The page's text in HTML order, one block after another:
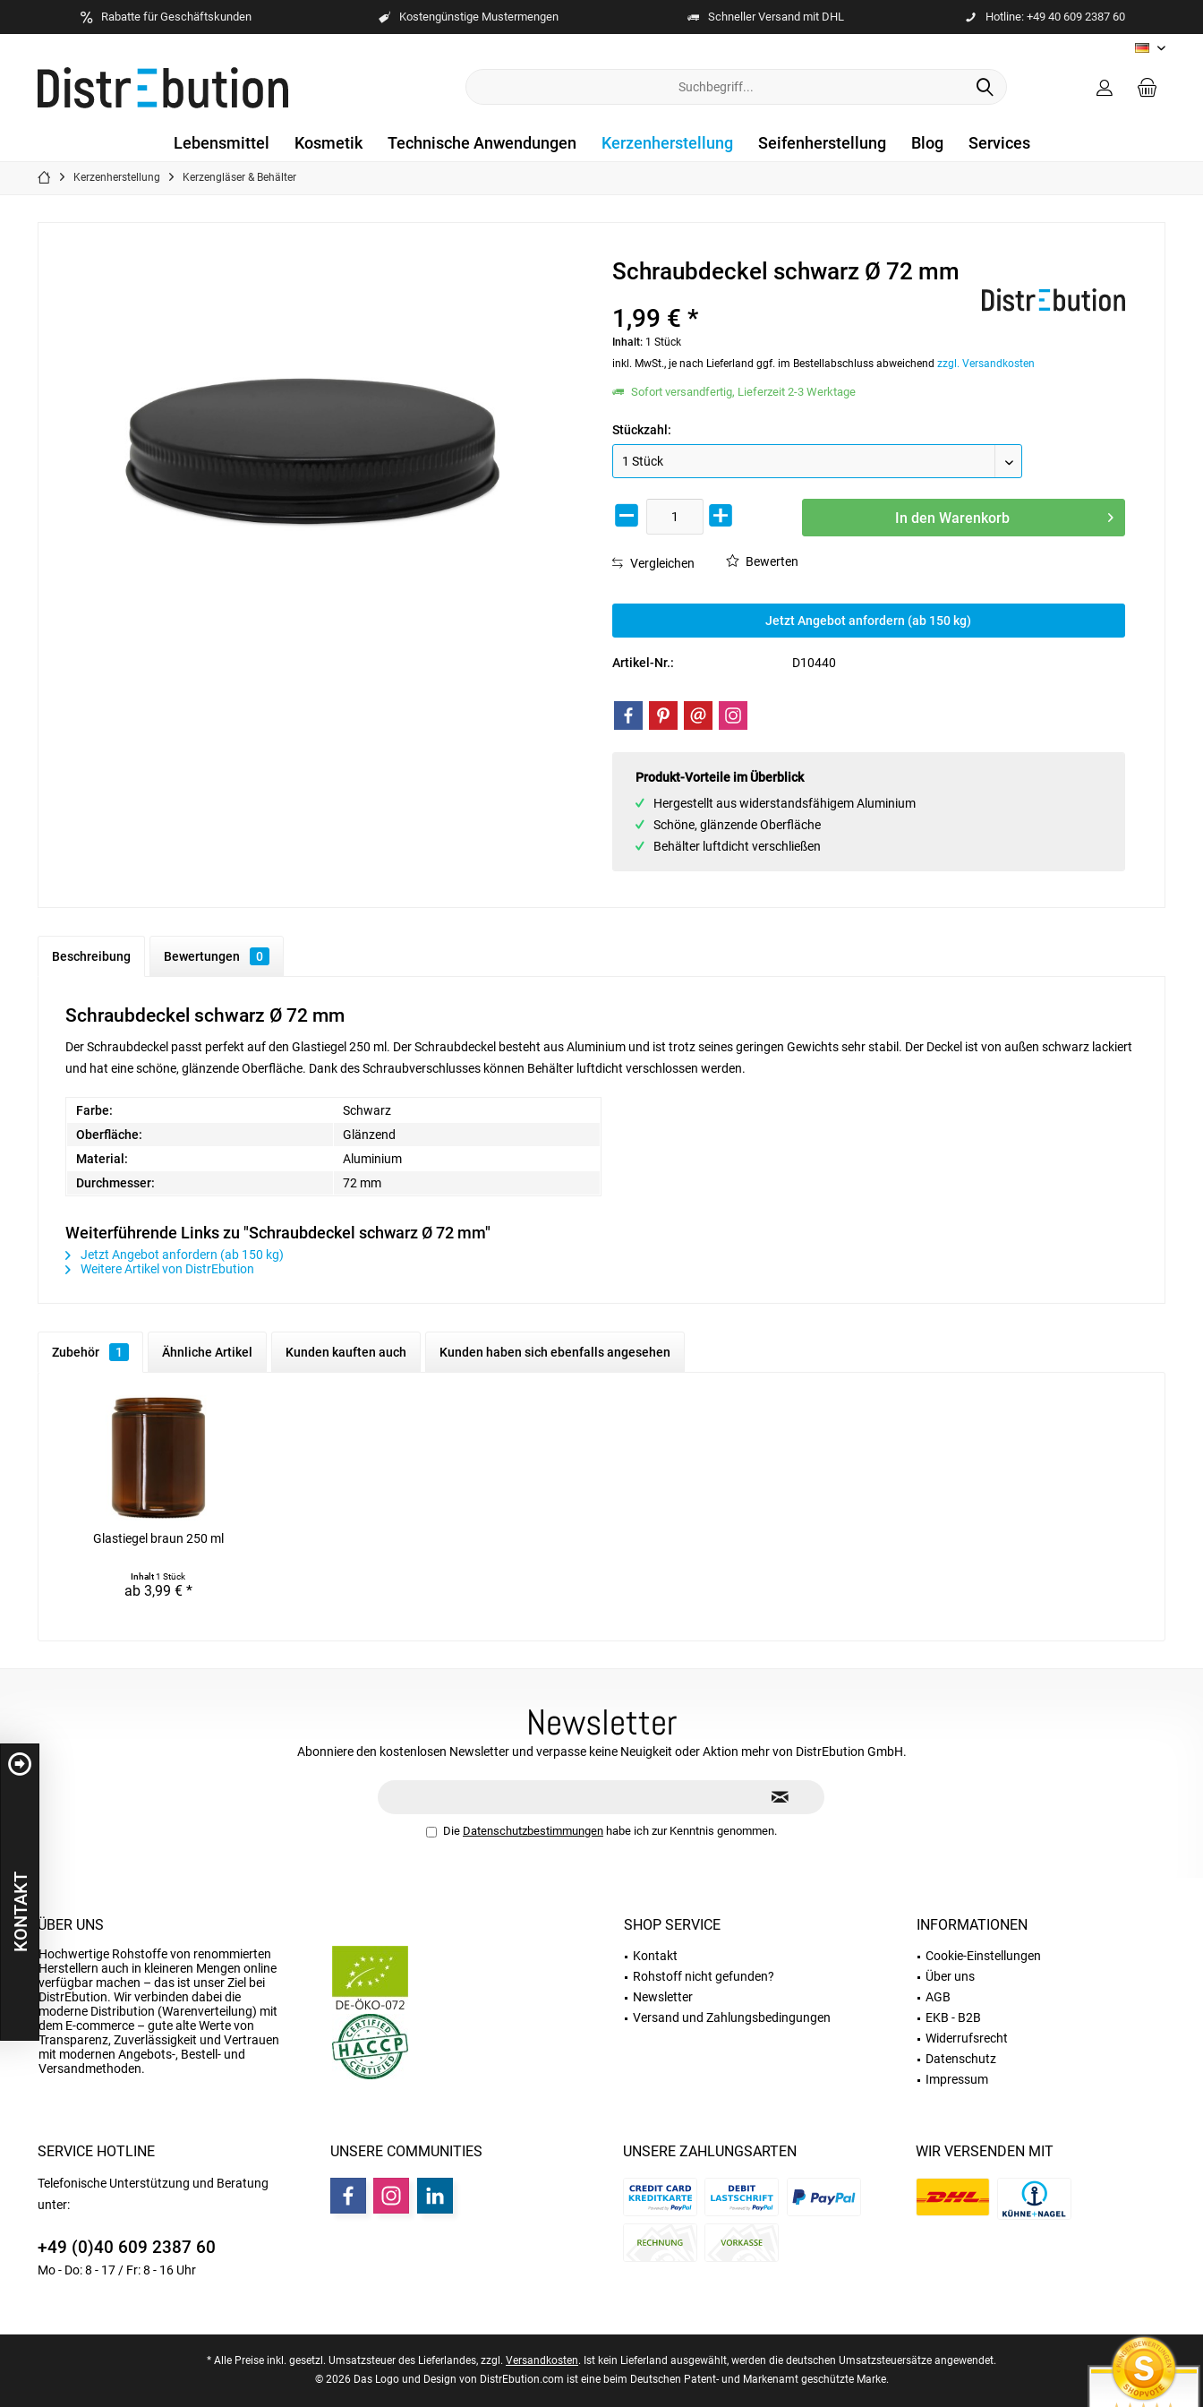
Rabatte für Geschäftskunden Kostengünstige Mustermengen Schneller Versand mit DHL Hotline: +49 40 609 2387 60
DE
Lebensmittel Kosmetik Technische Anwendungen Kerzenherstellung Seifenherstellung Blog Services
Kerzenherstellung Kerzengläser & Behälter
Schraubdeckel schwarz Ø 72 mm
1,99 € *
Inhalt: 1 Stück
inkl. MwSt., je nach Lieferland ggf. im Bestellabschluss abweichendzzgl. Versandkosten
Sofort versandfertig, Lieferzeit 2-3 Werktage
Stückzahl:
In den Warenkorb
Vergleichen Bewerten
Jetzt Angebot anfordern (ab 150 kg)
Artikel-Nr.: D10440
Produkt-Vorteile im Überblick
Hergestellt aus widerstandsfähigem Aluminium
Schöne, glänzende Oberfläche
Behälter luftdicht verschließen
Beschreibung Bewertungen 0
Schraubdeckel schwarz Ø 72 mm
Der Schraubdeckel passt perfekt auf den Glastiegel 250 ml. Der Schraubdeckel besteht aus Aluminium und ist trotz seines geringen Gewichts sehr stabil. Der Deckel ist von außen schwarz lackiert
und hat eine schöne, glänzende Oberfläche. Dank des Schraubverschlusses können Behälter luftdicht verschlossen werden.
Farbe:
Schwarz
Oberfläche:
Glänzend
Material:
Aluminium
Durchmesser:
72 mm
Weiterführende Links zu "Schraubdeckel schwarz Ø 72 mm"
Jetzt Angebot anfordern (ab 150 kg)
Weitere Artikel von DistrEbution
Zubehör 1 Ähnliche Artikel Kunden kauften auch Kunden haben sich ebenfalls angesehen
Glastiegel braun 250 ml
Inhalt1 Stück
ab 3,99 € *
Newsletter
Abonniere den kostenlosen Newsletter und verpasse keine Neuigkeit oder Aktion mehr von DistrEbution GmbH.
Die Datenschutzbestimmungen habe ich zur Kenntnis genommen.
ÜBER UNS
Hochwertige Rohstoffe von renommierten
Herstellern auch in kleineren Mengen online
verfügbar machen – das ist unser Ziel bei
DistrEbution. Wir verbinden dabei die
moderne Distribution (Warenverteilung) mit
dem E-commerce – gute alte Werte von
Transparenz, Zuverlässigkeit und Vertrauen
mit modernen Angebots-, Bestell- und
Versandmethoden.
SHOP SERVICE
Kontakt
Rohstoff nicht gefunden?
Newsletter
Versand und Zahlungsbedingungen
INFORMATIONEN
Cookie-Einstellungen
Über uns
AGB
EKB - B2B
Widerrufsrecht
Datenschutz
Impressum
SERVICE HOTLINE
Telefonische Unterstützung und Beratung
unter:
+49 (0)40 609 2387 60
Mo - Do: 8 - 17 / Fr: 8 - 16 Uhr
UNSERE COMMUNITIES UNSERE ZAHLUNGSARTEN WIR VERSENDEN MIT
* Alle Preise inkl. gesetzl. Umsatzsteuer des Lieferlandes, zzgl. Versandkosten. Ist kein Lieferland ausgewählt, werden die deutschen Umsatzsteuersätze angewendet.
© 2026 Das Logo und Design von DistrEbution.com ist eine beim Deutschen Patent- und Markenamt geschützte Marke.
KONTAKT